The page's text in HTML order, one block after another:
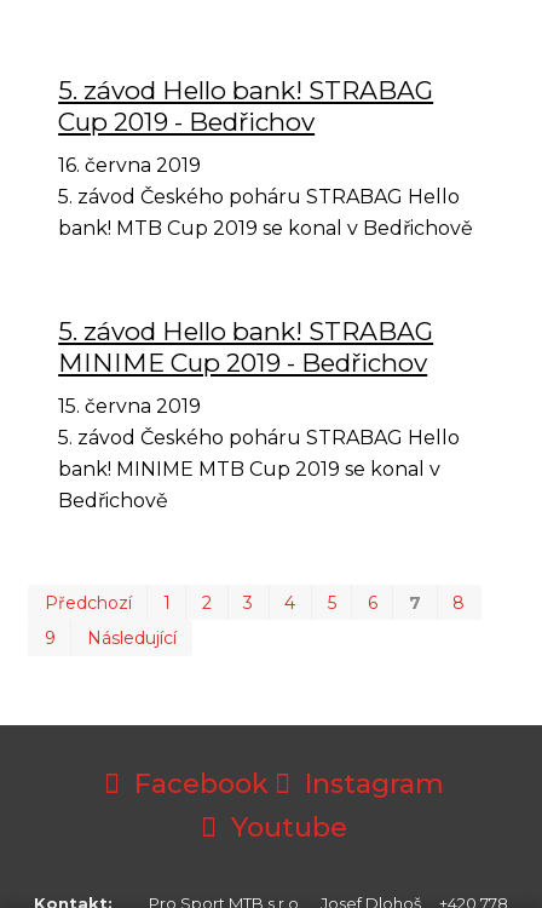
5. závod Hello bank! STRABAG
Cup 2019 - Bedřichov
16. června 2019
5. závod Českého poháru STRABAG Hello
bank! MTB Cup 2019 se konal v Bedřichově
5. závod Hello bank! STRABAG
MINIME Cup 2019 - Bedřichov
15. června 2019
5. závod Českého poháru STRABAG Hello
bank! MINIME MTB Cup 2019 se konal v
Bedřichově
Předchozí 1 2 3 4 5 6 7
8
9
Následující
Facebook
Instagram
Youtube
Kontakt: Pro Sport MTB s.r.o. Josef Dlohoš +420 778